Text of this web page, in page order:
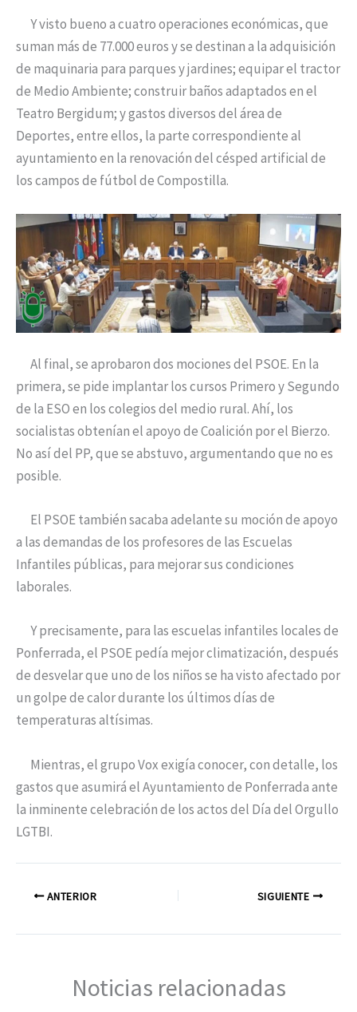
Y visto bueno a cuatro operaciones económicas, que
suman más de 77.000 euros y se destinan a la adquisición
de maquinaria para parques y jardines; equipar el tractor
de Medio Ambiente; construir baños adaptados en el
Teatro Bergidum; y gastos diversos del área de
Deportes, entre ellos, la parte correspondiente al
ayuntamiento en la renovación del césped artificial de
los campos de fútbol de Compostilla.
Al final, se aprobaron dos mociones del PSOE. En la
primera, se pide implantar los cursos Primero y Segundo
de la ESO en los colegios del medio rural. Ahí, los
socialistas obtenían el apoyo de Coalición por el Bierzo.
No así del PP, que se abstuvo, argumentando que no es
posible.
El PSOE también sacaba adelante su moción de apoyo
a las demandas de los profesores de las Escuelas
Infantiles públicas, para mejorar sus condiciones
laborales.
Y precisamente, para las escuelas infantiles locales de
Ponferrada, el PSOE pedía mejor climatización, después
de desvelar que uno de los niños se ha visto afectado por
un golpe de calor durante los últimos días de
temperaturas altísimas.
Mientras, el grupo Vox exigía conocer, con detalle, los
gastos que asumirá el Ayuntamiento de Ponferrada ante
la inminente celebración de los actos del Día del Orgullo
LGTBI.
ANTERIOR SIGUIENTE
Noticias relacionadas